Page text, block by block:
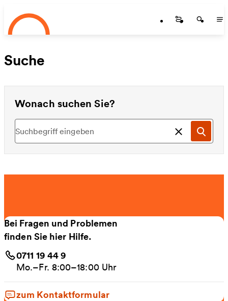
Zum Hauptinhalt springen
Startseite
Suche
Wonach suchen Sie?
Suchen
Bei Fragen und Problemen
finden Sie hier Hilfe.
0711 19 44 9
Mo.–Fr. 8:00–18:00 Uhr
zum Kontaktformular